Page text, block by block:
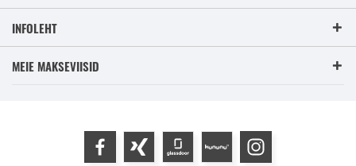
INFOLEHT
MEIE MAKSEVIISID